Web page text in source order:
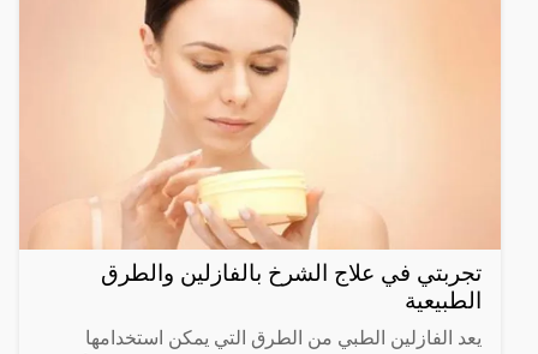
تجربتي في علاج الشرخ بالفازلين والطرق
الطبيعية
يعد الفازلين الطبي من الطرق التي يمكن استخدامها